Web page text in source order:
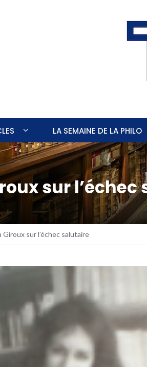
LA SEMAINE DE LA PHILO
sur
sur l’échec salutaire